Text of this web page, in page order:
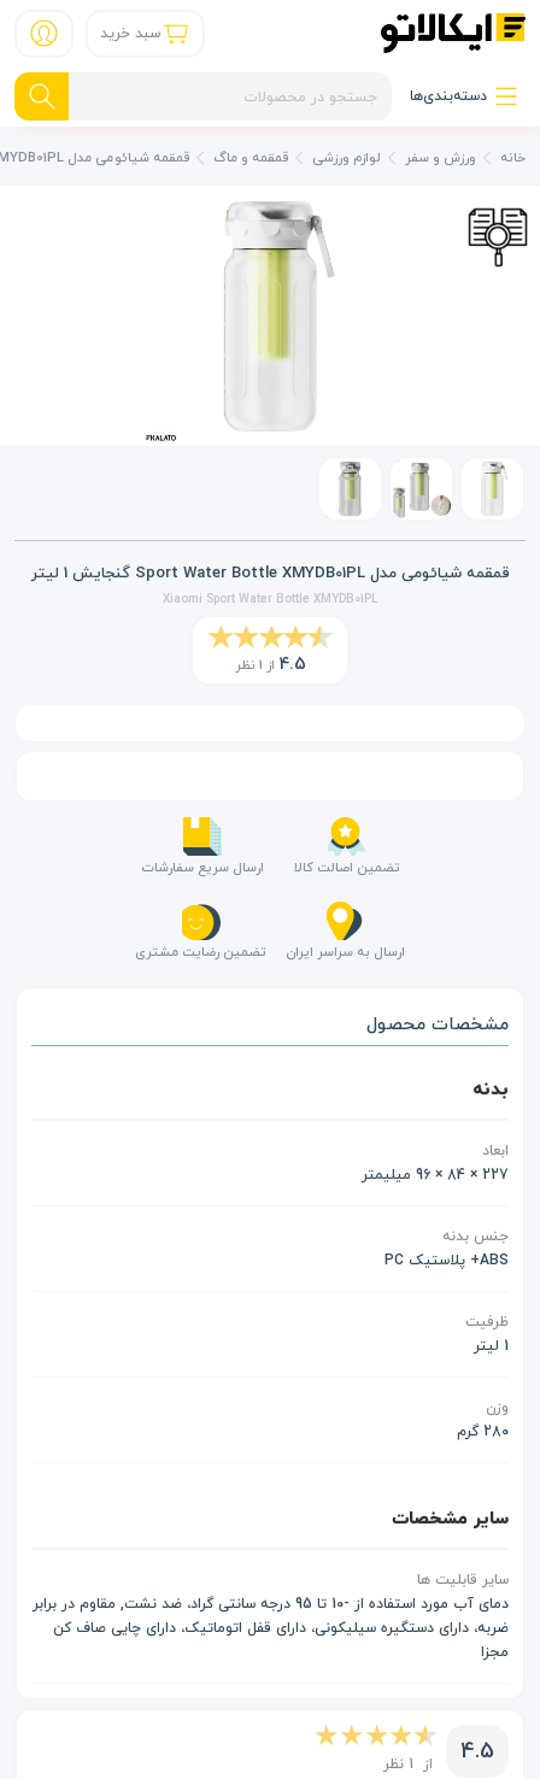
سبد خرید
دسته‌بندی‌ها
خانه ورزش و سفر لوازم ورزشی قمقمه و ماگ قمقمه شیائومی مدل Sport Water Bottle XMYDB01PL گنجایش 1 لیتر
قمقمه شیائومی مدل Sport Water Bottle XMYDB01PL گنجایش 1 لیتر
Xiaomi Sport Water Bottle XMYDB01PL
4.5 از 1 نظر
تضمین اصالت کالا ارسال سریع سفارشات
ارسال به سراسر ایران تضمین رضایت مشتری
مشخصات محصول
بدنه
ابعاد
227 × 84 × 96 میلیمتر
جنس بدنه
ABS+ پلاستیک PC
ظرفیت
1 لیتر
وزن
280 گرم
سایر مشخصات
سایر قابلیت ها
دمای آب مورد استفاده از -10 تا 95 درجه سانتی گراد، ضد نشت, مقاوم در برابر
ضربه، دارای دستگیره سیلیکونی، دارای قفل اتوماتیک، دارای چایی صاف کن
مجزا
4.5 از 1 نظر